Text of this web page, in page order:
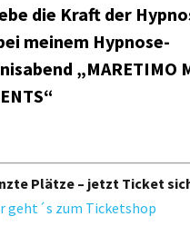
die Kraft der
meinem Hypnose-
„MARETIMO
Plätze – jetzt Ticket
geht´s zum Ticketshop